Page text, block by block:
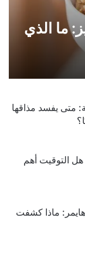
ما الذي
متى يفسد مذاقها
التوقيت أهم
ماذا كشفت